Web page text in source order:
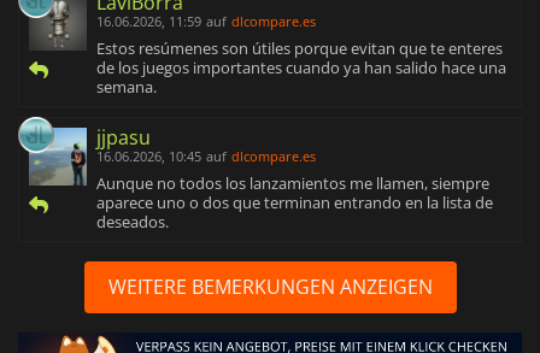
16.06.2026, 11:59 auf dlcompare.es
Estos resúmenes son útiles porque evitan que te enteres
de los juegos importantes cuando ya han salido hace una
semana.
jjpasu
16.06.2026, 10:45 auf dlcompare.es
Aunque no todos los lanzamientos me llamen, siempre
aparece uno o dos que terminan entrando en la lista de
deseados.
WEITERE BEMERKUNGEN ANZEIGEN